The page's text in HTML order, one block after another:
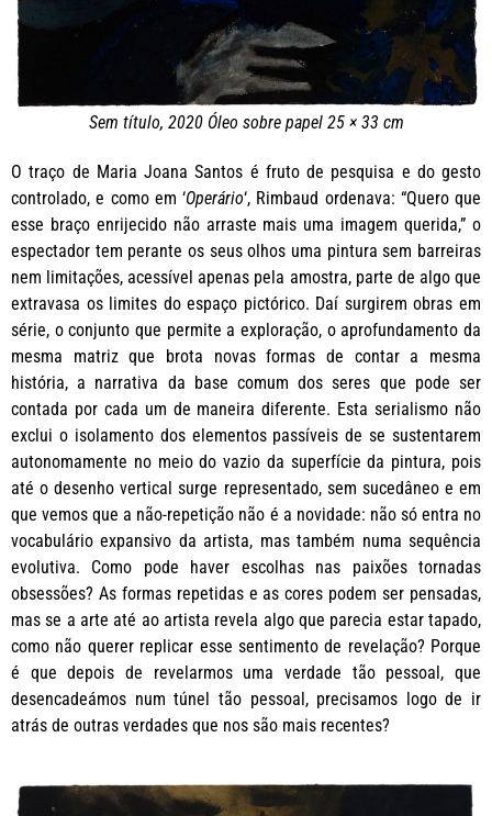
Sem título, 2020 Óleo sobre papel 25 × 33 cm
O traço de Maria Joana Santos é fruto de pesquisa e do gesto
controlado, e como em ‘Operário‘, Rimbaud ordenava: “Quero que
esse braço enrijecido não arraste mais uma imagem querida,” o
espectador tem perante os seus olhos uma pintura sem barreiras
nem limitações, acessível apenas pela amostra, parte de algo que
extravasa os limites do espaço pictórico. Daí surgirem obras em
série, o conjunto que permite a exploração, o aprofundamento da
mesma matriz que brota novas formas de contar a mesma
história, a narrativa da base comum dos seres que pode ser
contada por cada um de maneira diferente. Esta serialismo não
exclui o isolamento dos elementos passíveis de se sustentarem
autonomamente no meio do vazio da superfície da pintura, pois
até o desenho vertical surge representado, sem sucedâneo e em
que vemos que a não-repetição não é a novidade: não só entra no
vocabulário expansivo da artista, mas também numa sequência
evolutiva. Como pode haver escolhas nas paixões tornadas
obsessões? As formas repetidas e as cores podem ser pensadas,
mas se a arte até ao artista revela algo que parecia estar tapado,
como não querer replicar esse sentimento de revelação? Porque
é que depois de revelarmos uma verdade tão pessoal, que
desencadeámos num túnel tão pessoal, precisamos logo de ir
atrás de outras verdades que nos são mais recentes?